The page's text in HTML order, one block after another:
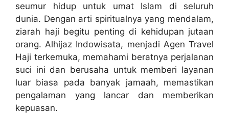
seumur hidup untuk umat Islam di seluruh
dunia. Dengan arti spiritualnya yang mendalam,
ziarah haji begitu penting di kehidupan jutaan
orang. Alhijaz Indowisata, menjadi Agen Travel
Haji terkemuka, memahami beratnya perjalanan
suci ini dan berusaha untuk memberi layanan
luar biasa pada banyak jamaah, memastikan
pengalaman yang lancar dan memberikan
kepuasan.